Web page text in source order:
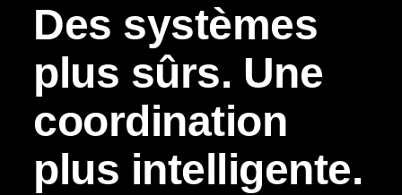
Des systèmes
plus sûrs. Une
coordination
plus intelligente.